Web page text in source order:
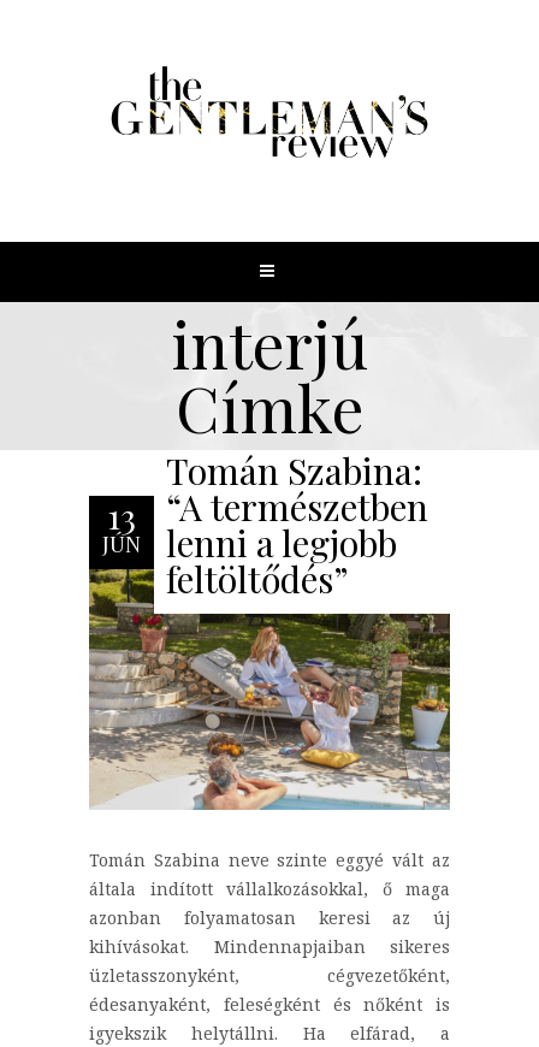
interjú
Címke
13
JÚN
Tomán Szabina:
“A természetben
lenni a legjobb
feltöltődés”
Tomán Szabina neve szinte eggyé vált az
általa indított vállalkozásokkal, ő maga
azonban folyamatosan keresi az új
kihívásokat. Mindennapjaiban sikeres
üzletasszonyként, cégvezetőként,
édesanyaként, feleségként és nőként is
igyekszik helytállni. Ha elfárad, a